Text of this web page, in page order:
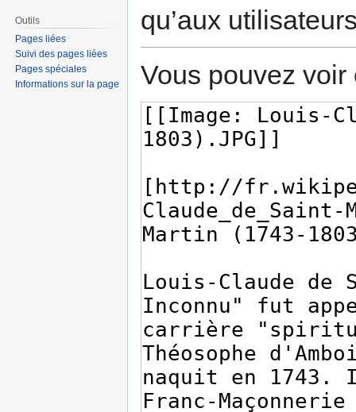
qu’aux
Vous pouvez
Outils
Pages liées
Suivi des pages liées
Pages spéciales
Informations sur la page